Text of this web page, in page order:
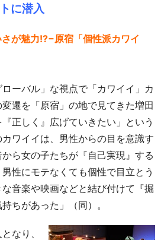
に潜入
が魅力!?−原宿「個性派カワイ
ーバル」な視点で「カワイイ」カ
遷を「原宿」の地で見てきた増田
正しく』広げていきたい」という
ワイイは、男性からの目を意識す
ら女の子たちが『自己実現』する
性にモテなくても個性で目立とう
音楽や映画などと結び付けて『掘
ちがあった」（同）。
なり、